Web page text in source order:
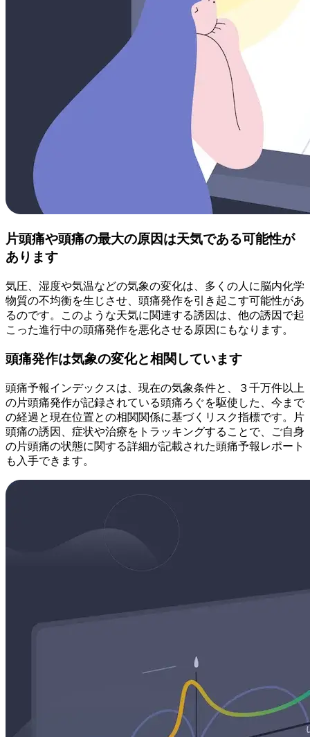
片頭痛や頭痛の最大の原因は天気である可能性が
あります
気圧、湿度や気温などの気象の変化は、多くの人に脳内化学
物質の不均衡を生じさせ、頭痛発作を引き起こす可能性があ
るのです。このような天気に関連する誘因は、他の誘因で起
こった進行中の頭痛発作を悪化させる原因にもなります。
頭痛発作は気象の変化と相関しています
頭痛予報インデックスは、現在の気象条件と、３千万件以上
の片頭痛発作が記録されている頭痛ろぐを駆使した、今まで
の経過と現在位置との相関関係に基づくリスク指標です。片
頭痛の誘因、症状や治療をトラッキングすることで、ご自身
の片頭痛の状態に関する詳細が記載された頭痛予報レポート
も入手できます。